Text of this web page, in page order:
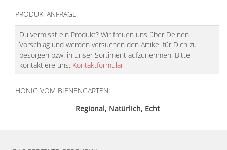
PRODUKTANFRAGE
Du vermisst ein Produkt? Wir freuen uns über Deinen
Vorschlag und werden versuchen den Artikel für Dich zu
besorgen bzw. in unser Sortiment aufzunehmen. Bitte
kontaktiere uns: Kontaktformular
HONIG VOM BIENENGARTEN:
Regional, Natürlich, Echt